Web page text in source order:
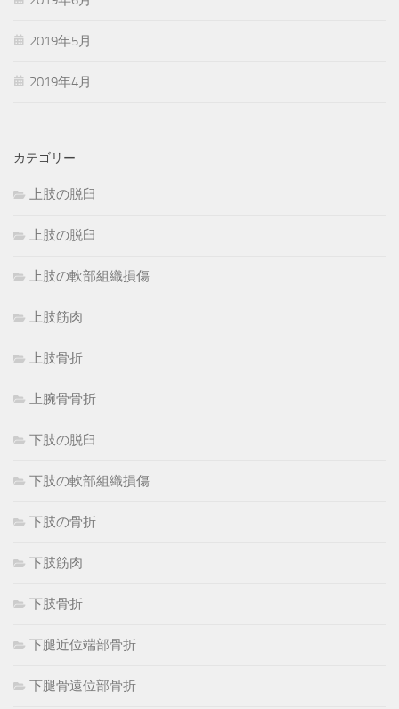
2019年5月
2019年4月
カテゴリー
上肢の脱臼
上肢の脱臼
上肢の軟部組織損傷
上肢筋肉
上肢骨折
上腕骨骨折
下肢の脱臼
下肢の軟部組織損傷
下肢の骨折
下肢筋肉
下肢骨折
下腿近位端部骨折
下腿骨遠位部骨折